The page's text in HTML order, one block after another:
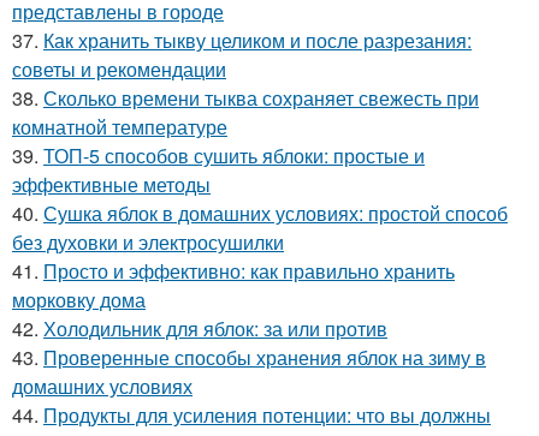
представлены в городе
37. Как хранить тыкву целиком и после разрезания:
советы и рекомендации
38. Сколько времени тыква сохраняет свежесть при
комнатной температуре
39. ТОП-5 способов сушить яблоки: простые и
эффективные методы
40. Сушка яблок в домашних условиях: простой способ
без духовки и электросушилки
41. Просто и эффективно: как правильно хранить
морковку дома
42. Холодильник для яблок: за или против
43. Проверенные способы хранения яблок на зиму в
домашних условиях
44. Продукты для усиления потенции: что вы должны